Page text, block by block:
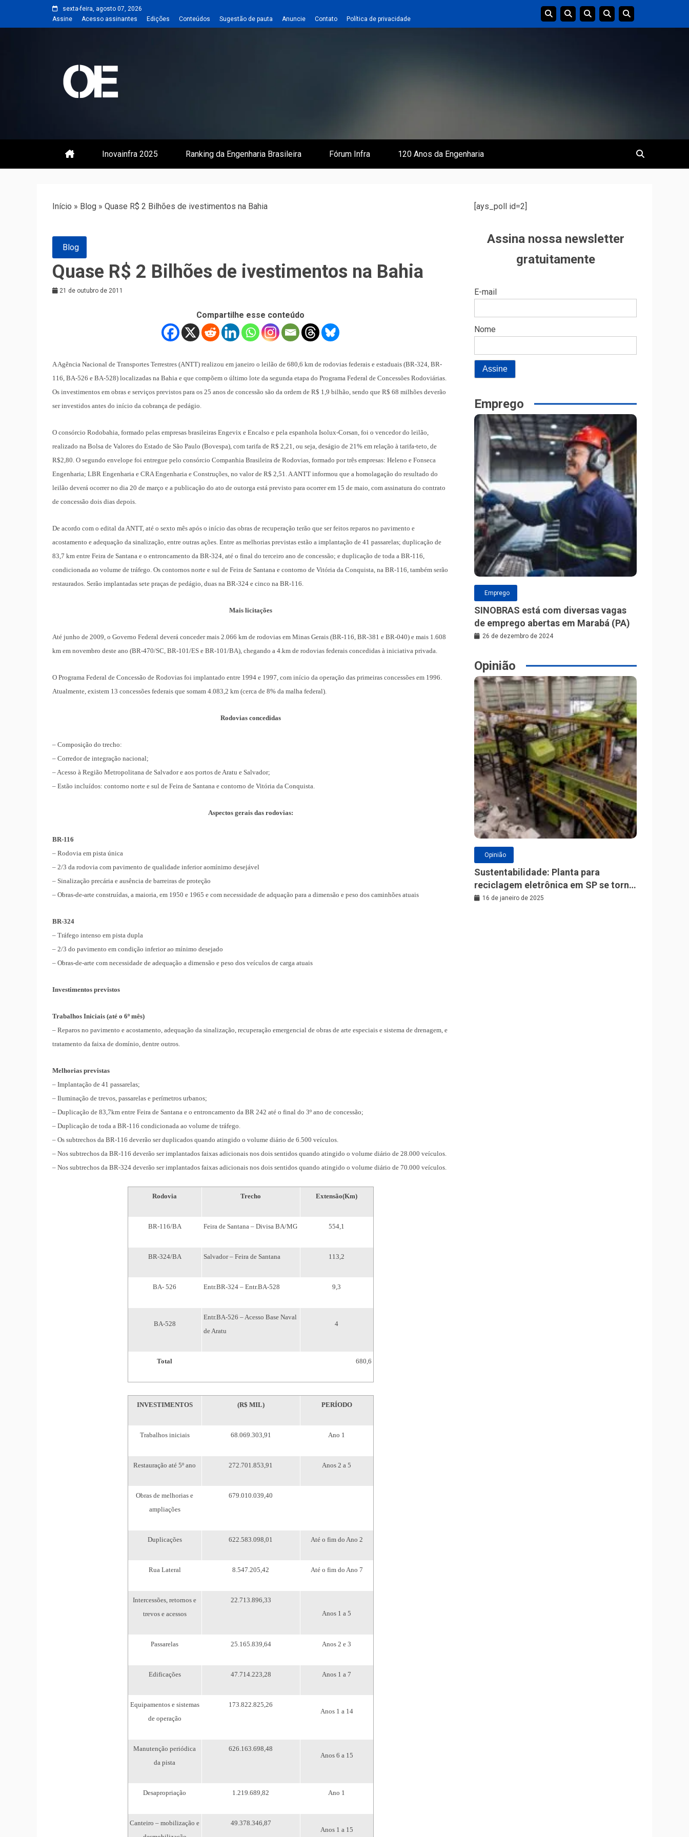
sexta-feira, agosto 07, 2026
Assine
Acesso assinantes Edições Conteúdos Sugestão de pauta Anuncie Contato Política de privacidade
Revista | O Empreiteiro
Inovainfra 2025 Ranking da Engenharia Brasileira Fórum Infra 120 Anos da Engenharia
Início » Blog » Quase R$ 2 Bilhões de ivestimentos na Bahia
Blog
Quase R$ 2 Bilhões de ivestimentos na Bahia
21 de outubro de 2011
Compartilhe esse conteúdo
A Agência Nacional de Transportes Terrestres (ANTT) realizou em janeiro o leilão de 680,6 km de rodovias federais e estaduais (BR-324, BR-
116, BA-526 e BA-528) localizadas na Bahia e que compõem o último lote da segunda etapa do Programa Federal de Concessões Rodoviárias.
Os investimentos em obras e serviços previstos para os 25 anos de concessão são da ordem de R$ 1,9 bilhão, sendo que R$ 68 milhões deverão
ser investidos antes do início da cobrança de pedágio.
O consórcio Rodobahia, formado pelas empresas brasileiras Engevix e Encalso e pela espanhola Isolux-Corsan, foi o vencedor do leilão,
realizado na Bolsa de Valores do Estado de São Paulo (Bovespa), com tarifa de R$ 2,21, ou seja, deságio de 21% em relação à tarifa-teto, de
R$2,80. O segundo envelope foi entregue pelo consórcio Companhia Brasileira de Rodovias, formado por três empresas: Heleno e Fonseca
Engenharia; LBR Engenharia e CRA Engenharia e Construções, no valor de R$ 2,51. A ANTT informou que a homolagação do resultado do
leilão deverá ocorrer no dia 20 de março e a publicação do ato de outorga está previsto para ocorrer em 15 de maio, com assinatura do contrato
de concessão dois dias depois.
De acordo com o edital da ANTT, até o sexto mês após o início das obras de recuperação terão que ser feitos reparos no pavimento e
acostamento e adequação da sinalização, entre outras ações. Entre as melhorias previstas estão a implantação de 41 passarelas; duplicação de
83,7 km entre Feira de Santana e o entroncamento da BR-324, até o final do terceiro ano de concessão; e duplicação de toda a BR-116,
condicionada ao volume de tráfego. Os contornos norte e sul de Feira de Santana e contorno de Vitória da Conquista, na BR-116, também serão
restaurados. Serão implantadas sete praças de pedágio, duas na BR-324 e cinco na BR-116.
Mais licitações
Até junho de 2009, o Governo Federal deverá conceder mais 2.066 km de rodovias em Minas Gerais (BR-116, BR-381 e BR-040) e mais 1.608
km em novembro deste ano (BR-470/SC, BR-101/ES e BR-101/BA), chegando a 4.km de rodovias federais concedidas à iniciativa privada.
O Programa Federal de Concessão de Rodovias foi implantado entre 1994 e 1997, com início da operação das primeiras concessões em 1996.
Atualmente, existem 13 concessões federais que somam 4.083,2 km (cerca de 8% da malha federal).
Rodovias concedidas
– Composição do trecho:
– Corredor de integração nacional;
– Acesso à Região Metropolitana de Salvador e aos portos de Aratu e Salvador;
– Estão incluídos: contorno norte e sul de Feira de Santana e contorno de Vitória da Conquista.
Aspectos gerais das rodovias:
BR-116
– Rodovia em pista única
– 2/3 da rodovia com pavimento de qualidade inferior aomínimo desejável
– Sinalização precária e ausência de barreiras de proteção
– Obras-de-arte construídas, a maioria, em 1950 e 1965 e com necessidade de adquação para a dimensão e peso dos caminhões atuais
BR-324
– Tráfego intenso em pista dupla
– 2/3 do pavimento em condição inferior ao mínimo desejado
– Obras-de-arte com necessidade de adequação a dimensão e peso dos veículos de carga atuais
Investimentos previstos
Trabalhos Iniciais (até o 6º mês)
– Reparos no pavimento e acostamento, adequação da sinalização, recuperação emergencial de obras de arte especiais e sistema de drenagem, e
tratamento da faixa de domínio, dentre outros.
Melhorias previstas
– Implantação de 41 passarelas;
– Iluminação de trevos, passarelas e perímetros urbanos;
– Duplicação de 83,7km entre Feira de Santana e o entroncamento da BR 242 até o final do 3º ano de concessão;
– Duplicação de toda a BR-116 condicionada ao volume de tráfego.
– Os subtrechos da BR-116 deverão ser duplicados quando atingido o volume diário de 6.500 veículos.
– Nos subtrechos da BR-116 deverão ser implantados faixas adicionais nos dois sentidos quando atingido o volume diário de 28.000 veículos.
– Nos subtrechos da BR-324 deverão ser implantados faixas adicionais nos dois sentidos quando atingido o volume diário de 70.000 veículos.
Rodovia Trecho Extensão(Km)
BR-116/BA Feira de Santana – Divisa BA/MG 554,1
BR-324/BA Salvador – Feira de Santana 113,2
BA- 526 Entr.BR-324 – Entr.BA-528 9,3
BA-528
Entr.BA-526 – Acesso Base Naval
de Aratu
4
Total 680,6
INVESTIMENTOS (R$ MIL) PERÍODO
Trabalhos iniciais 68.069.303,91 Ano 1
Restauração até 5º ano 272.701.853,91 Anos 2 a 5
Obras de melhorias e
ampliações
679.010.039,40
Duplicações 622.583.098,01 Até o fim do Ano 2
Rua Lateral 8.547.205,42 Até o fim do Ano 7
Intercessões, retornos e
trevos e acessos
22.713.896,33
Anos 1 a 5
Passarelas 25.165.839,64 Anos 2 e 3
Edificações 47.714.223,28 Anos 1 a 7
Equipamentos e sistemas
de operação
173.822.825,26
Anos 1 a 14
Manutenção periódica
da pista
626.163.698,48
Anos 6 a 15
Desapropriação 1.219.689,82 Ano 1
Canteiro – mobilização e
49.378.346,87
Anos 1 a 15
[ays_poll id=2]
Assina nossa newsletter
gratuitamente
E-mail
Nome
Emprego
Emprego
SINOBRAS está com diversas vagas
de emprego abertas em Marabá (PA)
26 de dezembro de 2024
Opinião
Opinião
Sustentabilidade: Planta para
reciclagem eletrônica em SP se torna
a maior da América Latina
16 de janeiro de 2025